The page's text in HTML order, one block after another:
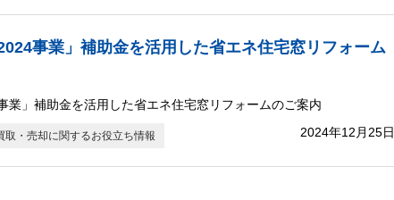
事業」補助金を活用した省エネ住宅窓リフォーム
業」補助金を活用した省エネ住宅窓リフォームのご案内
取・売却に関するお役立ち情報 2024年12月25日